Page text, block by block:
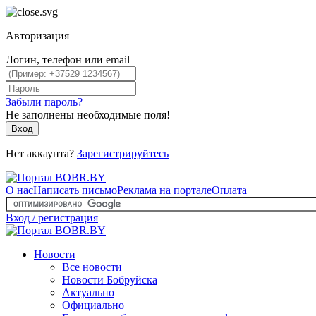
Авторизация
Логин, телефон или email
Забыли пароль?
Не заполнены необходимые поля!
Вход
Нет аккаунта? Зарегистрируйтесь
О насНаписать письмоРеклама на порталеОплата
Вход / регистрация
Новости
Все новости
Новости Бобруйска
Актуально
Официально